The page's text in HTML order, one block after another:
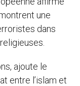
une
dans
ajoute le
entre l’islam et